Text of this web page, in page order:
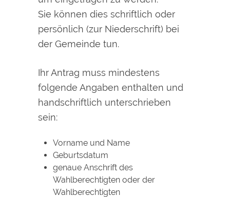
Sie können dies schriftlich oder
persönlich (zur Niederschrift) bei
der Gemeinde tun.
Ihr Antrag muss mindestens
folgende Angaben enthalten und
handschriftlich unterschrieben
sein:
Vorname und Name
Geburtsdatum
genaue Anschrift des
Wahlberechtigten oder der
Wahlberechtigten